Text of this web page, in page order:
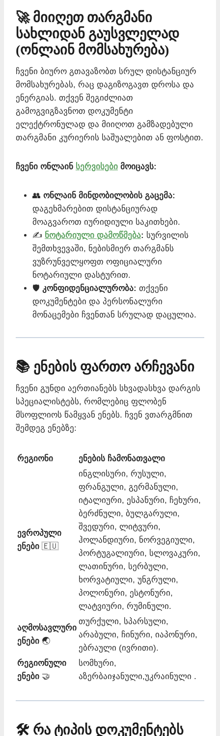
🚀 მიიღეთ თარგმანი
სახლიდან გაუსვლელად
(ონლაინ მომსახურება)
ჩვენი ბიურო გთავაზობთ სრულ დისტანციურ
მომსახურებას, რაც დაგიზოგავთ დროსა და
ენერგიას. თქვენ შეგიძლიათ
გამოგვიგზავნოთ დოკუმენტი
ელექტრონულად და მიიღოთ გამზადებული
თარგმანი კურიერის საშუალებით ან ფოსტით.
ჩვენი ონლაინ სერვისები მოიცავს:
👥 ონლაინ მინდობილობის გაცემა:
დაგეხმარებით დისტანციურად
მოაგვაროთ იურიდიული საკითხები.
✍️ ნოტარიული დამოწმება: სურვილის
შემთხვევაში, ნებისმიერ თარგმანს
ვუზრუნველყოფთ ოფიციალური
ნოტარიული დასტურით.
🛡️ კონფიდენციალურობა: თქვენი
დოკუმენტები და პერსონალური
მონაცემები ჩვენთან სრულად დაცულია.
📚 ენების ფართო არჩევანი
ჩვენი გუნდი აერთიანებს სხვადასხვა დარგის
სპეციალისტებს, რომლებიც ფლობენ
მსოფლიოს წამყვან ენებს. ჩვენ ვთარგმნით
შემდეგ ენებზე:
რეგიონი ენების ჩამონათვალი
ევროპული
ენები 🇪🇺
ინგლისური, რუსული,
ფრანგული, გერმანული,
იტალიური, ესპანური, ჩეხური,
ბერძნული, ბულგარული,
შვედური, ლიტვური,
ჰოლანდიური, ნორვეგიული,
პორტუგალიური, სლოვაკური,
ლათინური, სერბული,
ხორვატიული, უნგრული,
პოლონური, ესტონური,
ლატვიური, რუმინული.
აღმოსავლური
ენები 🌏
თურქული, სპარსული,
არაბული, ჩინური, იაპონური,
ებრაული (ივრითი).
რეგიონული
ენები 🤝
სომხური,
აზერბაიჯანული,უკრაინული .
🛠️ რა ტიპის დოკუმენტებს